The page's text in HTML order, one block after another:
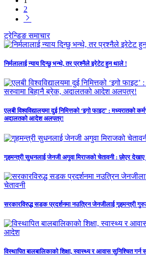
2
ट्रेन्डिङ समाचार
निर्मलालाई न्याय दिन्छु भन्थे, तर प्रश्नैले इरेटेट हुन थाले !
एलबी विश्वविद्यालयमा दुई निमित्तको ‘इगो फाइट’ : मध्यरातको
अदालतको आदेश अलपत्र!
गृहमन्त्री सुधनलाई जेनजी अगुवा मिराजको चेतावनी : छोएर देखाए
सरकारविरुद्ध सडक प्रदर्शनमा नउत्रिन जेनजीलाई गृहमन्त्री
विस्थापित बालबालिकाको शिक्षा, स्वास्थ्य र आवास सुनिश्चित